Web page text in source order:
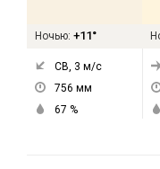
Ночью: +11°
СВ, 3 м/с
756 мм
67 %